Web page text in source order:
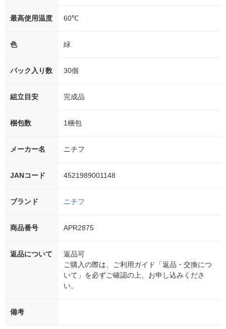
最高使用温度 60℃
色 緑
パック入り数 30個
組立目安 完成品
梱包数 1梱包
メーカー名 ニチフ
JANコード 4521989001148
ブランド ニチフ
商品番号 APR2875
返品について
返品可
ご購入の際は、ご利用ガイド「返品・交換につ
いて」を必ずご確認の上、お申し込みくださ
い。
備考